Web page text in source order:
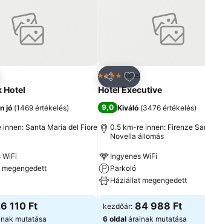
a kedvencekhez
Hotel
jó (1469 értékelés)
innen: Santa Maria del Fiore
WiFi
110 Ft
mutatása
Megosztás
Hozzáadás a
4 Kategória
Hotel
Hotel Executive
9,0 Kiváló (3476 értékelés)
0.5 km-re innen: Firenze
Novella állomás
Ingyenes WiFi
Parkoló
Háziállat megengedett
kezdőár: 84 988 Ft
6 oldal árainak mutatása